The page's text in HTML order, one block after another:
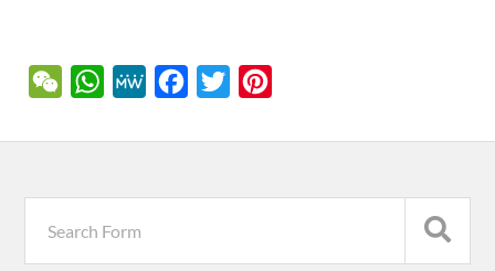
WeChatWhatsApp
MeWe Facebook
Twitter